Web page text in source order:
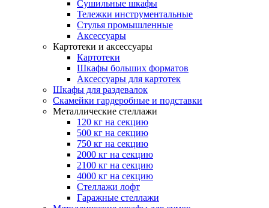
Сушильные шкафы
Тележки инструментальные
Стулья промышленные
Аксессуары
Картотеки и аксессуары
Картотеки
Шкафы больших форматов
Аксессуары для картотек
Шкафы для раздевалок
Скамейки гардеробные и подставки
Металлические стеллажи
120 кг на секцию
500 кг на секцию
750 кг на секцию
2000 кг на секцию
2100 кг на секцию
4000 кг на секцию
Стеллажи лофт
Гаражные стеллажи